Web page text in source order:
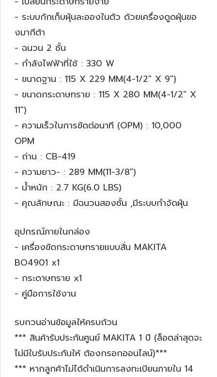
- ระบบกักเก็บฝุ่นละอองในตัว ด้วยเครื่องดูดฝุ่นขอ
งมากีต้า
- ฉนวน 2 ชั้น
- กำลังไฟฟ้าที่ใช้ : 330 W
- ขนาดฐาน : 115 X 229 MM(4-1/2" X 9")
- ขนาดกระดาษทราย : 115 X 280 MM(4-1/2" X
11")
- ความเร็วในการขัดต่อนาที (OPM) : 10,000
OPM
- ถ่าน : CB-419
- ความยาว- : 289 MM(11-3/8")
- น้ำหนัก : 2.7 KG(6.0 LBS)
- คุณลักษณะ : มีฉนวนสองชั้น ,มีระบบกำจัดฝุ่น
อุปกรณ์ภายในกล่อง
- เครื่องขัดกระดาษทรายแบบสั่น MAKITA
BO4901 x1
- กระดาษทราย x1
- คู่มือการใช้งาน
รบกวนอ่านข้อมูลให้ครบถ้วน
*** สินค้ารับประกันศูนย์ MAKITA 1 ปี (ล็อตล่าสุดจะ
ไม่มีใบรับประกันให้ ต้องกรอกออนไลน์)***
*** หากลูกค้าไม่ได้ดำเนินการลงทะเบียนภายใน 14